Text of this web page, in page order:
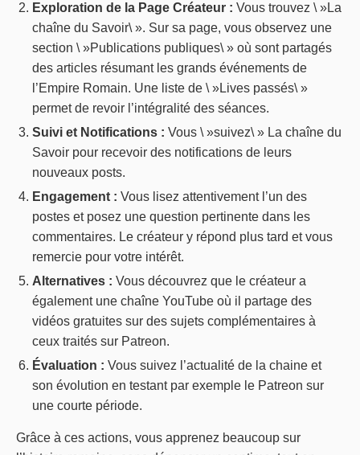
Exploration de la Page Créateur : Vous trouvez \ »La
chaîne du Savoir\ ». Sur sa page, vous observez une
section \ »Publications publiques\ » où sont partagés
des articles résumant les grands événements de
l’Empire Romain. Une liste de \ »Lives passés\ »
permet de revoir l’intégralité des séances.
Suivi et Notifications : Vous \ »suivez\ » La chaîne du
Savoir pour recevoir des notifications de leurs
nouveaux posts.
Engagement : Vous lisez attentivement l’un des
postes et posez une question pertinente dans les
commentaires. Le créateur y répond plus tard et vous
remercie pour votre intérêt.
Alternatives : Vous découvrez que le créateur a
également une chaîne YouTube où il partage des
vidéos gratuites sur des sujets complémentaires à
ceux traités sur Patreon.
Évaluation : Vous suivez l’actualité de la chaine et
son évolution en testant par exemple le Patreon sur
une courte période.
Grâce à ces actions, vous apprenez beaucoup sur